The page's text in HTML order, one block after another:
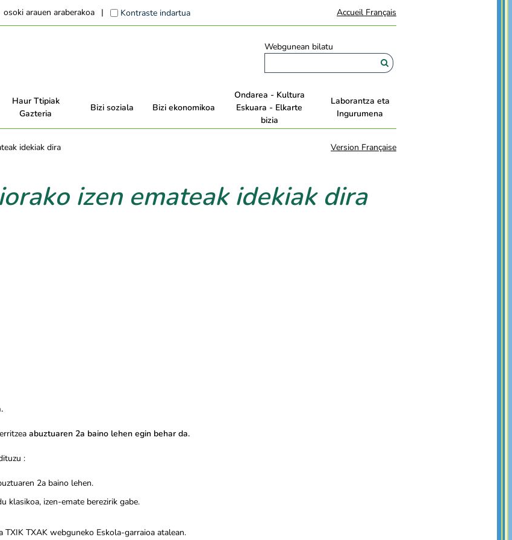
arauen araberakoa Kontraste indartua Accueil Français
Webgunean bilatu
Haur Ttipiak
Gazteria
Bizi soziala Bizi ekonomikoa
Ondarea - Kultura
Eskuara - Elkarte
bizia
Laborantza eta
Ingurumena
idekiak dira Version Française
izen emateak idekiak dira
abuztuaren 2a baino lehen egin behar da.
:
2a baino lehen.
klasikoa, izen-emate berezirik gabe.
TXAK webguneko Eskola-garraioa atalean.